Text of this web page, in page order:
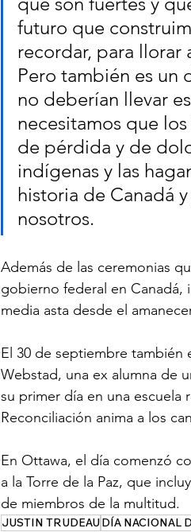
futuro que
recordar, para llorar
Pero también es un
no deberían llevar
necesitamos que
de pérdida y de
indígenas y las
historia de Canadá
nosotros.
Además de las ceremonias
gobierno federal en Canadá,
media asta desde el
El 30 de septiembre también
Webstad, una ex alumna de
su primer día en una escuela
Reconciliación anima a los
En Ottawa, el día comenzó
a la Torre de la Paz, que
de miembros de la multitud.
JUSTIN TRUDEAUDÍA NACIONAL